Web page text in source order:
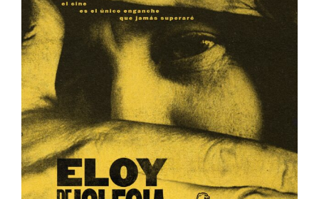
Eloy de la Iglesia, adicto la cine
(ACTUALIDAD)